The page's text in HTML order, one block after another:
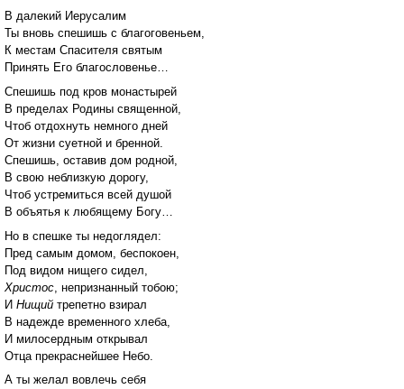
В далекий Иерусалим
Ты вновь спешишь с благоговеньем,
К местам Спасителя святым
Принять Его благословенье…
Спешишь под кров монастырей
В пределах Родины священной,
Чтоб отдохнуть немного дней
От жизни суетной и бренной.
Спешишь, оставив дом родной,
В свою неблизкую дорогу,
Чтоб устремиться всей душой
В объятья к любящему Богу…
Но в спешке ты недоглядел:
Пред самым домом, беспокоен,
Под видом нищего сидел,
Христос , непризнанный тобою;
И Нищий трепетно взирал
В надежде временного хлеба,
И милосердным открывал
Отца прекраснейшее Небо.
А ты желал вовлечь себя